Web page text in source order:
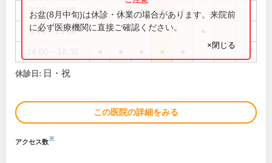
9:00～12:00 ● ● ● ● ●
9:00～13:00
お盆(8月中旬)は休診・休業の場合があります。来院前
に必ず医療機関に直接ご確認ください。
×閉じる
休診日: 日・祝
この医院の詳細をみる
アクセス数※